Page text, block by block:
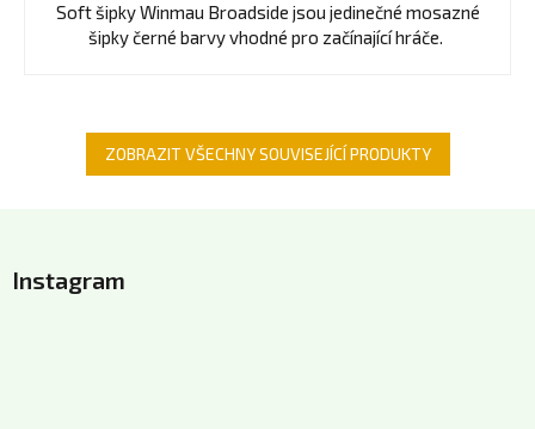
Soft šipky Winmau Broadside jsou jedinečné mosazné
šipky černé barvy vhodné pro začínající hráče.
ZOBRAZIT VŠECHNY SOUVISEJÍCÍ PRODUKTY
pInstagram